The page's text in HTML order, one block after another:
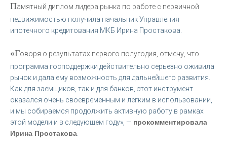
Памятный диплом лидера рынка по работе с первичной
недвижимостью получила начальник Управления
ипотечного кредитования МКБ Ирина Простакова.
«Говоря о результатах первого полугодия, отмечу, что
программа господдержки действительно серьезно оживила
рынок и дала ему возможность для дальнейшего развития.
Как для заемщиков, так и для банков, этот инструмент
оказался очень своевременным и легким в использовании,
и мы собираемся продолжить активную работу в рамках
этой модели и в следующем году», — прокомментировала
Ирина Простакова